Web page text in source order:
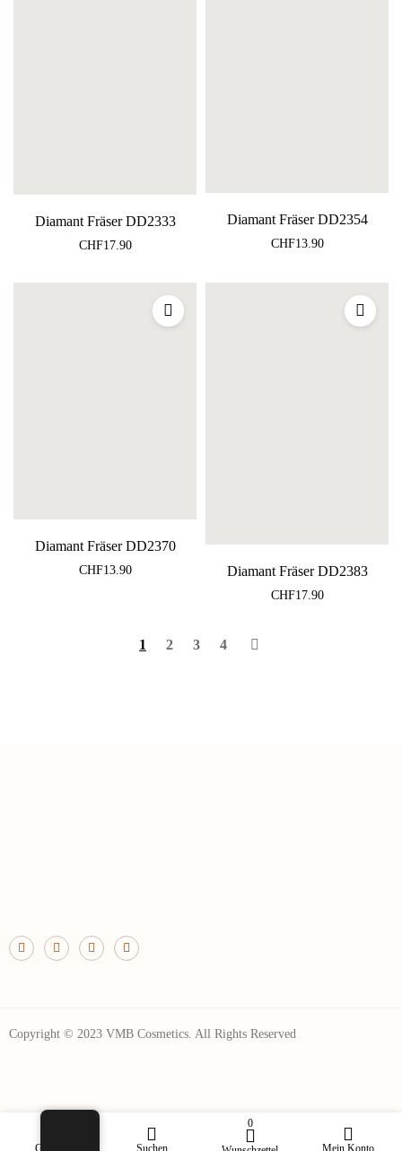
Diamant Fräser DD2333
CHF17.90
Diamant Fräser DD2354
CHF13.90
Diamant Fräser DD2370
CHF13.90 Diamant Fräser DD2383
CHF17.90
1 2 3 4
Copyright © 2023 VMB Cosmetics. All Rights Reserved
Geschäft Suchen
0
Mein Konto